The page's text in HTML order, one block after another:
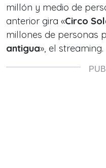
millón y medio de
anterior gira «Circo
millones de personas
antigua», el streaming.